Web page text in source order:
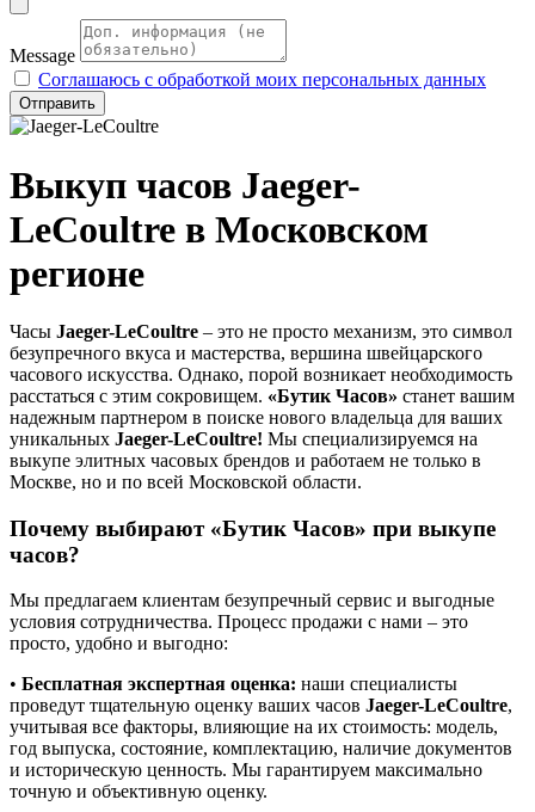
Message
Соглашаюсь с обработкой моих персональных данных
Отправить
Выкуп часов Jaeger-
LeCoultre в Московском
регионе
Часы Jaeger-LeCoultre – это не просто механизм, это символ
безупречного вкуса и мастерства, вершина швейцарского
часового искусства. Однако, порой возникает необходимость
расстаться с этим сокровищем. «Бутик Часов» станет вашим
надежным партнером в поиске нового владельца для ваших
уникальных Jaeger-LeCoultre! Мы специализируемся на
выкупе элитных часовых брендов и работаем не только в
Москве, но и по всей Московской области.
Почему выбирают «Бутик Часов» при выкупе
часов?
Мы предлагаем клиентам безупречный сервис и выгодные
условия сотрудничества. Процесс продажи с нами – это
просто, удобно и выгодно:
• Бесплатная экспертная оценка: наши специалисты
проведут тщательную оценку ваших часов Jaeger-LeCoultre,
учитывая все факторы, влияющие на их стоимость: модель,
год выпуска, состояние, комплектацию, наличие документов
и историческую ценность. Мы гарантируем максимально
точную и объективную оценку.